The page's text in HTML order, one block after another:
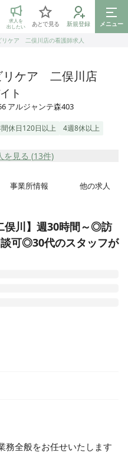
ング
求人を
出したい
あとで見る 新規登録
メニュー
リケア 二俣川店の看護師求人
リケア 二俣川店
ト
アルジャンテ森403
休日120日以上
4週8休以上
を見る (13件)
事業所情報 他の求人
川】週30時間～◎訪
可◎30代のスタッフが
本人やご家族の意思、ライ
）が向上できるよう予防
の専門家が連携し、助け
供しています！
ありますので、自分の頑
充実していますが、訪問
籍しているナースは20～
ています。近い年齢層で
雰囲気で働きたい方にはお
務全般をお任せいたします